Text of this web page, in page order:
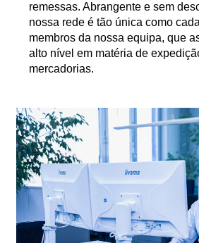
remessas. Abrangente e sem
nossa rede é tão única como
membros da nossa equipa, que
alto nível em matéria de
mercadorias.